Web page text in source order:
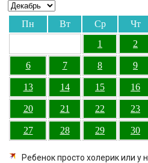
Пн Вт Ср Чт
1
2
6 7 8 9
13 14 15 16
20 21 22 23
27 28 29 30
Ребенок просто холерик или у